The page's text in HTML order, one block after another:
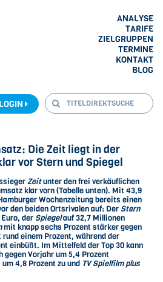
ANALYSE
TARIFE
ZIELGRUPPEN
TERMINE
KONTAKT
BLOG
LOGIN
Die Zeit liegt in der
vor Stern und Spiegel
Zeitunter den frei verkäuflichen
klar vorn (Tabelle unten). Mit 43,9
Wochenzeitung bereits einen
den beiden Ortsrivalen auf: Der Stern
der Spiegelauf 32,7 Millionen
mit knapp sechs Prozent stärker gegen
einem Prozent, während der
einbüßt. Im Mittelfeld der Top 30 kann
gegen Vorjahr um 5,4 Prozent
4,8 Prozent zu und TV Spielfilm plus